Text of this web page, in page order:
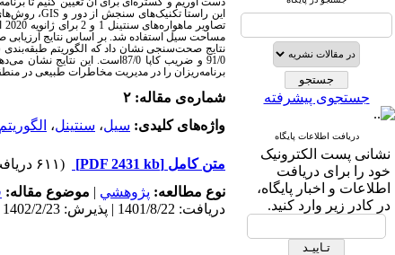
جستجوی پیشرفته
دریافت اطلاعات پایگاه
نشانی پست الکترونیک
خود را برای دریافت
اطلاعات و اخبار پایگاه،
در کادر زیر وارد کنید.
این راستا تکنیکهای سنجش از دور و GIS، روش
مساحت سیل استفاده شد. بر اساس نتایج ارزیابی
91/0 و ضریب کاپا 87/0است.
برنامه‌ریزان را در مدیریت مخاطرات طبیعی در
شماره‌ی مقاله: ۲
واژه‌های کلیدی: سیل، سنتینل،
متن کامل [PDF 2431 kb]
(۶۱۱ دریافت)
نوع مطالعه: پژوهشي | موضوع مقاله:
دریافت: 1401/8/22 | پذیرش: 1402/2/23